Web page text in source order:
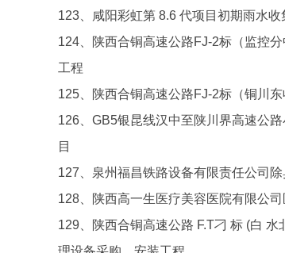
123、咸阳彩虹第 8.6 代项目初期雨水
124、陕西合铜高速公路FJ-2标（监控
工程
125、陕西合铜高速公路FJ-2标（铜川
126、GB5银昆线汉中至陕川界高速公
目
127、泉州福昌铁路设备有限责任公司
128、陕西高一生医疗美容医院有限公
129、陕西合铜高速公路 F.T刁 标 (白